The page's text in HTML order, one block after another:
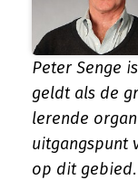
Peter Senge
geldt als de
lerende
uitgangspunt
op dit gebied.